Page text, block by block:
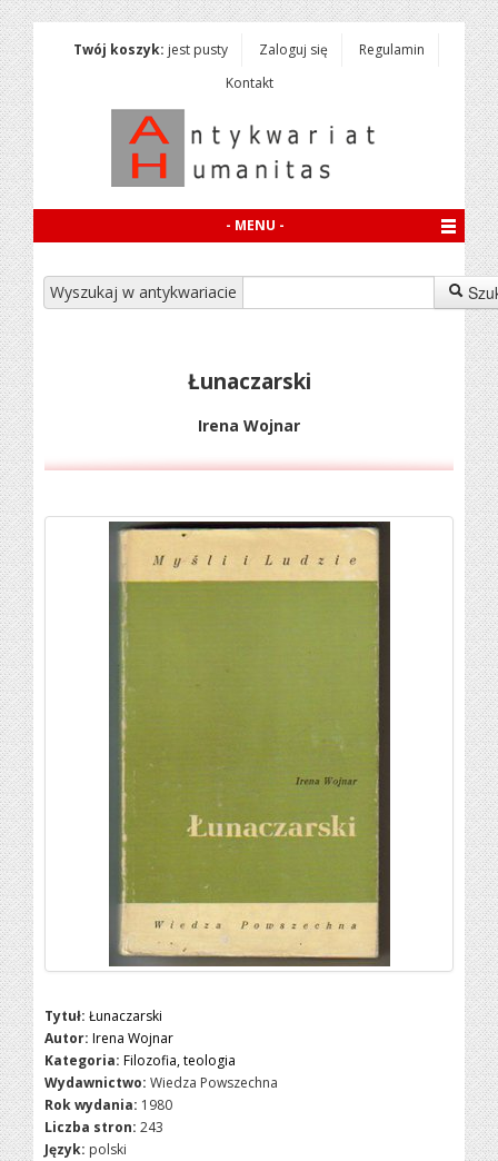
Twój koszyk: jest pusty Zaloguj się
Regulamin
Kontakt
- MENU -
Wyszukaj w antykwariacie
Łunaczarski
Irena Wojnar
Tytuł: Łunaczarski
Autor: Irena Wojnar
Kategoria: Filozofia, teologia
Wydawnictwo: Wiedza Powszechna
Rok wydania: 1980
Liczba stron: 243
Język: polski